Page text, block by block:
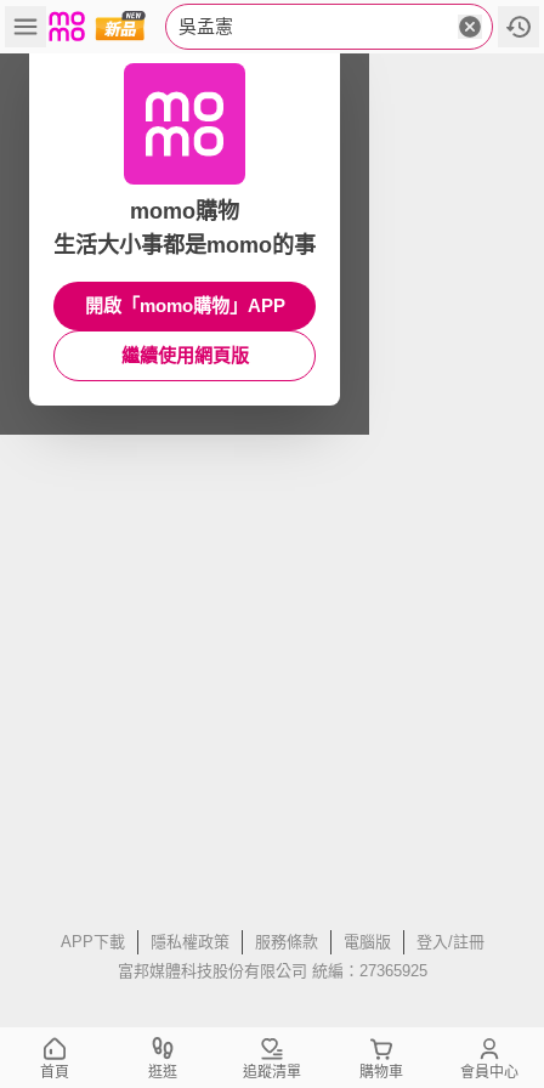
吳孟憲
APP下載 隱私權政策 服務條款 電腦版
登入/註冊
富邦媒體科技股份有限公司 統編：27365925
momo購物
生活大小事都是momo的事
開啟「momo購物」APP
繼續使用網頁版
首頁 逛逛 追蹤清單 購物車 會員中心